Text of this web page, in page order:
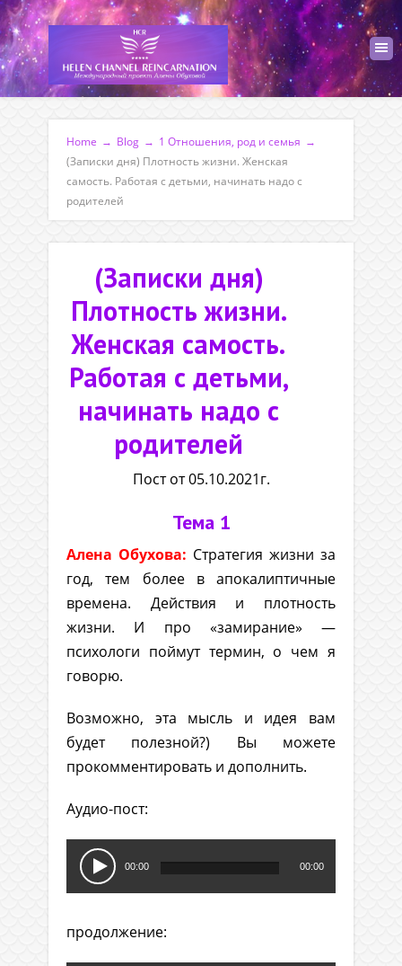
Home → Blog → 1 Отношения, род и семья →
(Записки дня) Плотность жизни. Женская
самость. Работая с детьми, начинать надо с
родителей
(Записки дня)
Плотность жизни.
Женская самость.
Работая с детьми,
начинать надо с
родителей
Пост от 05.10.2021г.
Тема 1
Алена Обухова: Стратегия жизни за
год, тем более в апокалиптичные
времена. Действия и плотность
жизни. И про «замирание» —
психологи поймут термин, о чем я
говорю.
Возможно, эта мысль и идея вам
будет полезной?) Вы можете
прокомментировать и дополнить.
Аудио-пост:
Аудиоплеер
00:00 00:00
продолжение: